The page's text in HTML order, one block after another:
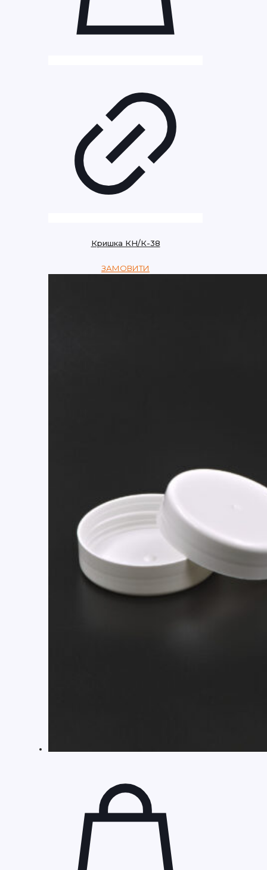
Кришка КН/К-38
ЗАМОВИТИ